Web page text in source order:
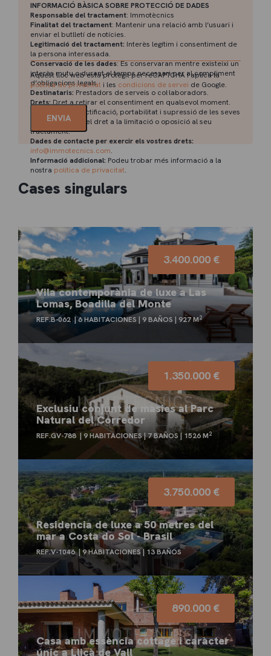
INFORMACIÓ BÀSICA SOBRE PROTECCIÓ DE DADES
Responsable del tractament: Immotècnics
Finalitat del tractament: Mantenir una relació amb l’usuari i
enviar el butlletí de notícies.
Legitimació del tractament: Interès legítim i consentiment de
la persona interessada.
Conservació de les dades: Es conservaran mentre existeixi un
interès mutu o durant el temps necessari per al compliment
d’obligacions legals.
Destinataris: Prestadors de serveis o col·laboradors.
Drets:Dret a retirar el consentiment en qualsevol moment.
Dret d’accés, rectificació, portabilitat i supressió de les seves
dades, així com el dret a la limitació o oposició al seu
tractament.
Dades de contacte per exercir els vostres drets:
info@immotecnics.com.
Informació addicional: Podeu trobar més informació a la
nostra política de privacitat.
Aquest lloc web està protegit per reCAPTCHA i aplica la
política de privacitat i les condicions de servei de Google.
Cases singulars
Vila contemporània de luxe a Las
Lomas, Boadilla del Monte
REF.B-062 6 HABITACIONES 9 BAÑOS 927 M2
3.400.000 €
Exclusiu conjunt de masies al Parc
Natural del Corredor
REF.GV-788 9 HABITACIONES 7 BAÑOS 1526 M2
1.350.000 €
Residencia de luxe a 50 metres del
mar a Costa do Sol - Brasil
REF.V-1046 9 HABITACIONES 13 BAÑOS
3.750.000 €
Casa amb essència cottage i caràcter
únic a Lliçà de Vall
890.000 €